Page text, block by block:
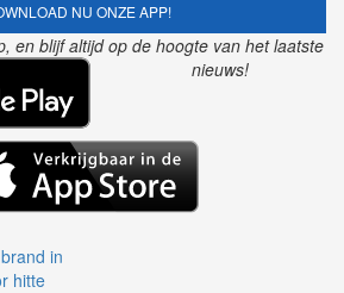
NU ONZE APP!
en blijf altijd op de hoogte van het laatste
nieuws!
in
hitte